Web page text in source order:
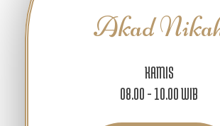
Akad
KAMIS
08.00 - 10.00 WIB